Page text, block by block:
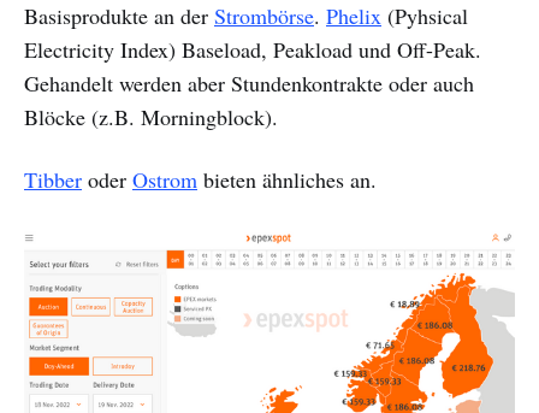
Basisprodukte an der Strombörse. Phelix (Pyhsical
Electricity Index) Baseload, Peakload und Off-Peak.
Gehandelt werden aber Stundenkontrakte oder auch
Blöcke (z.B. Morningblock).
Tibber oder Ostrom bieten ähnliches an.